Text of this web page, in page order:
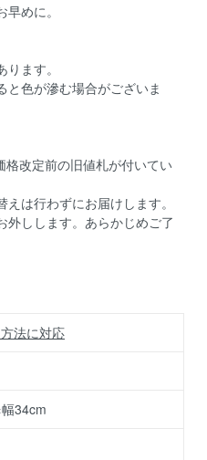
めに。
ます。
色が滲む場合がございま
改定前の旧値札が付いてい
は行わずにお届けします。
外しします。あらかじめご了
法に対応
34cm